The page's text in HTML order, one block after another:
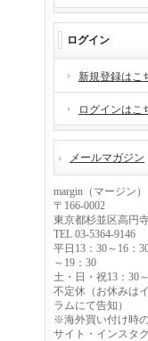
ログイン
新規登録はこ
ログインはこ
メールマガジン
margin（マージン）
〒166-0002
東京都杉並区高円
TEL 03-5364-9146
平日13：30～16：
～19：30
土・日・祝13：30
不定休（お休みは
ラムにて告知）
※海外買い付け時
サイト・インスタ